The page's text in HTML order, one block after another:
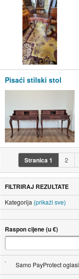
Pisaći stilski stol
Stranica 1 2
FILTRIRAJ REZULTATE
Kategorija (prikaži sve)
Raspon cijene (u €)
Samo PayProtect oglasi